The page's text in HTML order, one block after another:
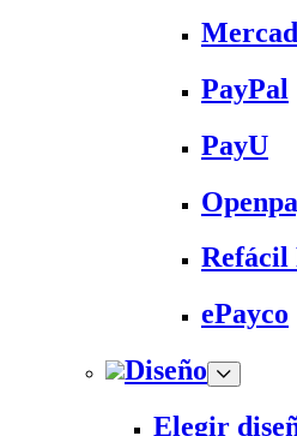
PayPal
PayU
Refácil
ePayco
Diseño
Elegir